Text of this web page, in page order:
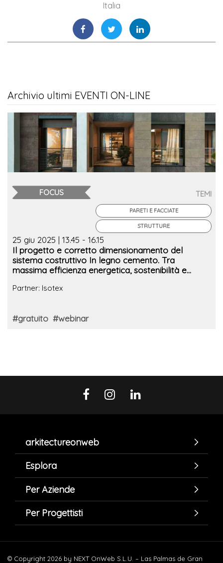
Italia
Archivio ultimi EVENTI ON-LINE
FOCUS TEMI
PARETI E FACCIATE
STRUTTURE
25 giu 2025 | 13.45 - 16.15
Il progetto e corretto dimensionamento del
sistema costruttivo In legno cemento. Tra
massima efficienza energetica, sostenibilità e
Partner: Isotex
#gratuito #webinar
arkitectureonweb
Esplora
Per Aziende
Per Progettisti
© Copyright 2026 by NEXT OnWeb S.L.U. – Las Palmas de Gran